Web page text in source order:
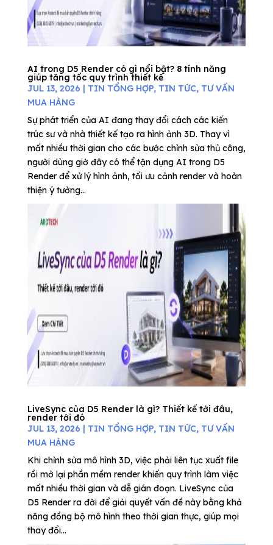
AI trong D5 Render có gì nổi bật? 8 tính năng
giúp tăng tốc quy trình thiết kế
JUL 13, 2026 | TIN TỔNG HỢP, TIN TỨC, TƯ VẤN
MUA HÀNG
Sự phát triển của AI đang thay đổi cách các kiến
trúc sư và nhà thiết kế tạo ra hình ảnh 3D. Thay vì
mất nhiều thời gian cho các bước chỉnh sửa thủ công,
người dùng giờ đây có thể tận dụng AI trong D5
Render để xử lý hình ảnh, tối ưu cảnh render và hoàn
thiện ý tưởng...
LiveSync của D5 Render là gì? Thiết kế tới đâu,
render tới đó
JUL 13, 2026 | TIN TỔNG HỢP, TIN TỨC, TƯ VẤN
MUA HÀNG
Khi chỉnh sửa mô hình 3D, việc phải liên tục xuất file
rồi mở lại phần mềm render khiến quy trình làm việc
mất nhiều thời gian và dễ gián đoạn. LiveSync của
D5 Render ra đời để giải quyết vấn đề này bằng khả
năng đồng bộ mô hình theo thời gian thực, giúp mọi
thay đổi...